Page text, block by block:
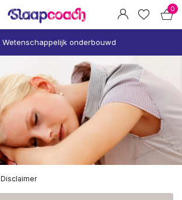
0
Wetenschappelijk onderbouwd
Disclaimer